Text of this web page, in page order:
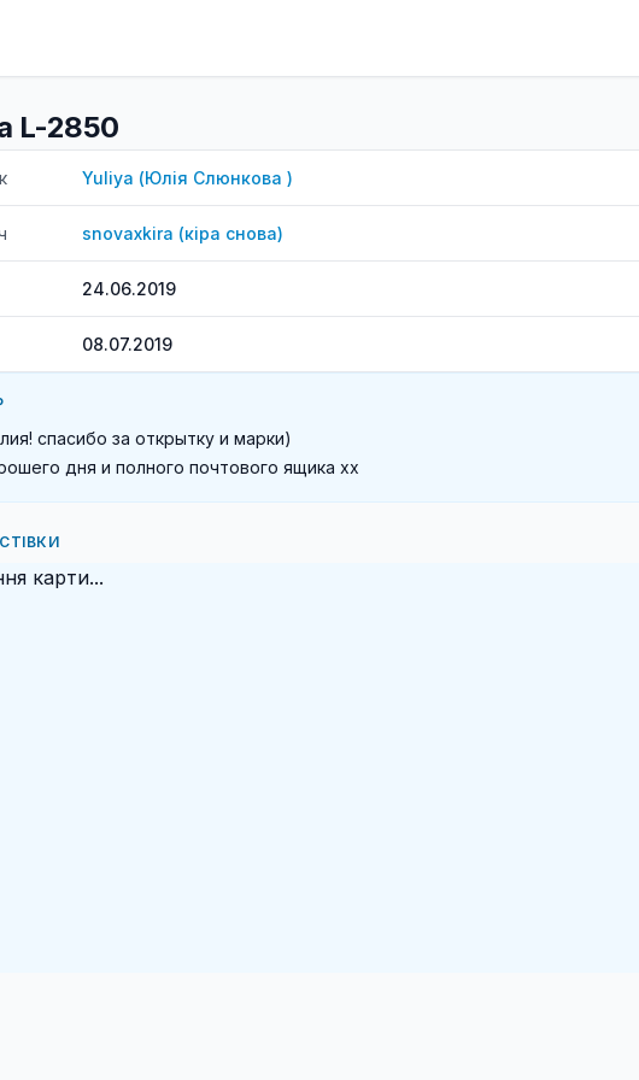
L-2850
Yuliya (Юлія Слюнкова )
snovaxkira (кіра снова)
24.06.2019
08.07.2019
спасибо за открытку и марки)
дня и полного почтового ящика хх
карти...